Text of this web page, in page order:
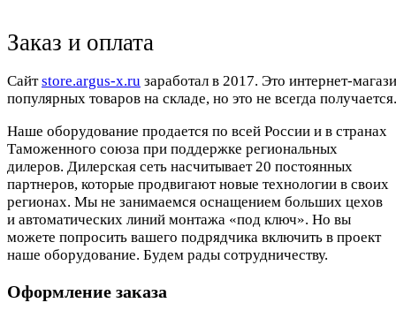
Заказ и оплата
Cайтstore.argus-x.ru заработал в 2017. Это интернет-
популярных товаров на складе, но это не всегда
Наше оборудование продается по всей России и в странах
Таможенного союза при поддержке региональных
дилеров. Дилерская сеть насчитывает 20 постоянных
партнеров, которые продвигают новые технологии в своих
регионах. Мы не занимаемся оснащением больших цехов
и автоматических линий монтажа «под ключ». Но вы
можете попросить вашего подрядчика включить в проект
наше оборудование. Будем рады сотрудничеству.
Оформление заказа